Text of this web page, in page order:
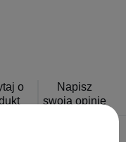
o
Napisz
swoją opinię